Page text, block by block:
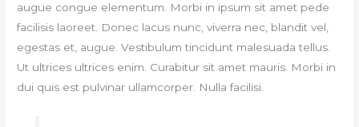
augue congue elementum. Morbi in ipsum sit amet pede
facilisis laoreet. Donec lacus nunc, viverra nec, blandit vel,
egestas et, augue. Vestibulum tincidunt malesuada tellus.
Ut ultrices ultrices enim. Curabitur sit amet mauris. Morbi in
dui quis est pulvinar ullamcorper. Nulla facilisi.